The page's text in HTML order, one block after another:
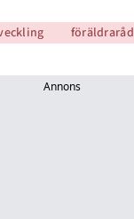
föräldraråd
Annons